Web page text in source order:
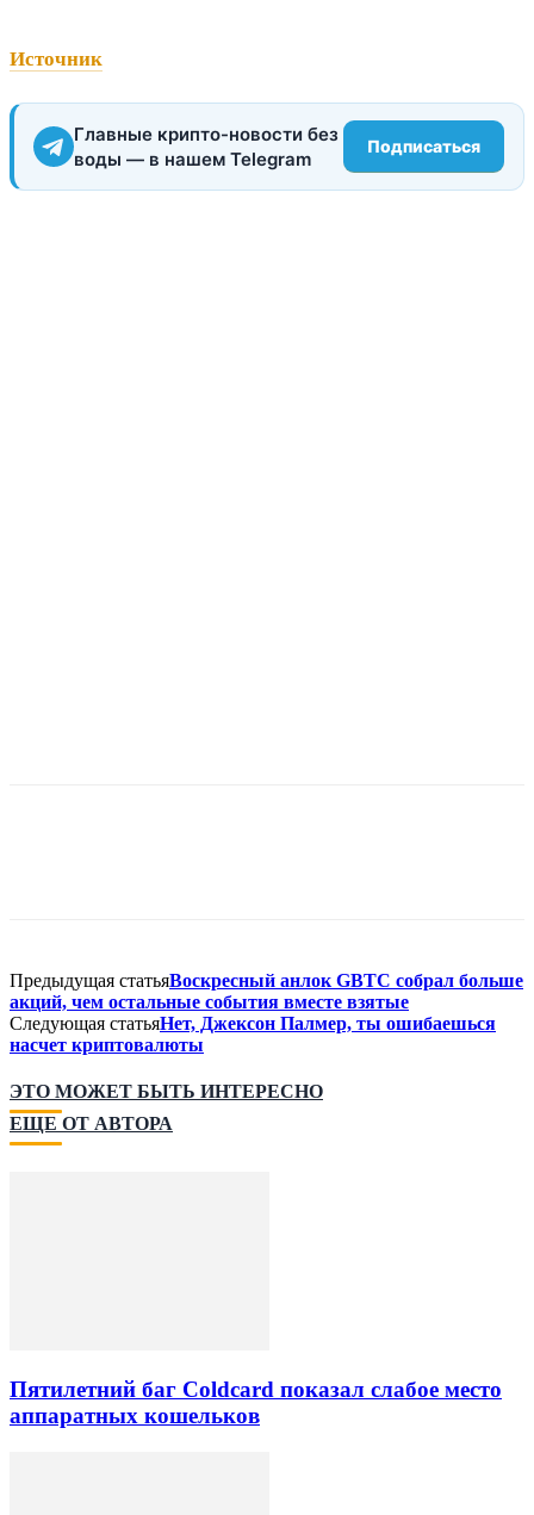
Источник
Главные крипто-новости без
воды — в нашем Telegram
Подписаться
Предыдущая статьяВоскресный анлок GBTC собрал больше
акций, чем остальные события вместе взятые
Следующая статьяНет, Джексон Палмер, ты ошибаешься
насчет криптовалюты
ЭТО МОЖЕТ БЫТЬ ИНТЕРЕСНО
ЕЩЕ ОТ АВТОРА
Пятилетний баг Coldcard показал слабое место
аппаратных кошельков